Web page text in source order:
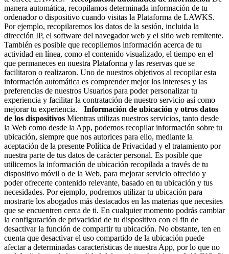
manera automática, recopilamos determinada información de tu
ordenador o dispositivo cuando visitas la Plataforma de LAWKS.
Por ejemplo, recopilaremos los datos de la sesión, incluida la
dirección IP, el software del navegador web y el sitio web remitente.
También es posible que recopilemos información acerca de tu
actividad en línea, como el contenido visualizado, el tiempo en el
que permaneces en nuestra Plataforma y las reservas que se
facilitaron o realizaron. Uno de nuestros objetivos al recopilar esta
información automática es comprender mejor los intereses y las
preferencias de nuestros Usuarios para poder personalizar tu
experiencia y facilitar la contratación de nuestro servicio así como
mejorar tu experiencia. Información de ubicación y otros datos
de los dispositivos Mientras utilizas nuestros servicios, tanto desde
la Web como desde la App, podemos recopilar información sobre tu
ubicación, siempre que nos autorices para ello, mediante la
aceptación de la presente Política de Privacidad y el tratamiento por
nuestra parte de tus datos de carácter personal. Es posible que
utilicemos la información de ubicación recopilada a través de tu
dispositivo móvil o de la Web, para mejorar servicio ofrecido y
poder ofrecerte contenido relevante, basado en tu ubicación y tus
necesidades. Por ejemplo, podremos utilizar tu ubicación para
mostrarte los abogados más destacados en las materias que necesites
que se encuentren cerca de ti. En cualquier momento podrás cambiar
la configuración de privacidad de tu dispositivo con el fin de
desactivar la función de compartir tu ubicación. No obstante, ten en
cuenta que desactivar el uso compartido de la ubicación puede
afectar a determinadas características de nuestra App, por lo que no